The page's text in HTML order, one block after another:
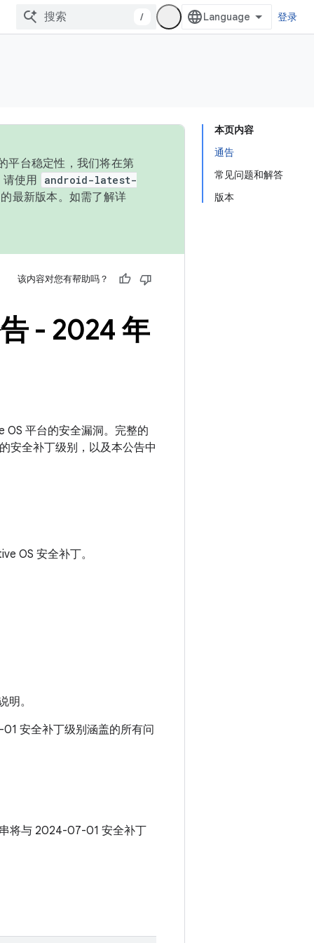
/ 登录
本页内容
通告
常见问题和解答
版本
平台稳定性，我们将在第
使用
android-latest-
最新版本。如需了解详
该内容对您有帮助吗？
- 2024 年
平台的安全漏洞。完整的
安全补丁级别，以及本公告中
OS 安全补丁。
明。
安全补丁级别涵盖的所有问
将与 2024-07-01 安全补丁